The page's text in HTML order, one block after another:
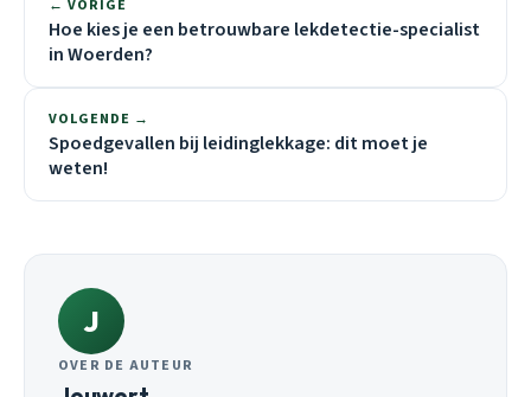
← VORIGE
Hoe kies je een betrouwbare lekdetectie-specialist
in Woerden?
VOLGENDE →
Spoedgevallen bij leidinglekkage: dit moet je
weten!
J
OVER DE AUTEUR